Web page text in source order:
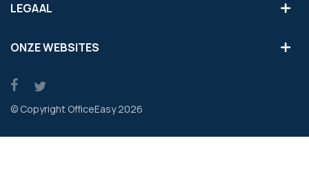
LEGAAL
ONZE WEBSITES
© Copyright OfficeEasy 2026